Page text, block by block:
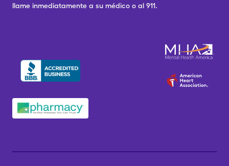
llame inmediatamente a su médico o al 911.